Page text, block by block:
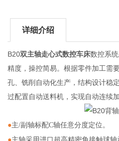
详细介绍
B20双主轴走心式数控车床数控系
精度，操控简易。根据零件加工需
孔、铣削自动化生产，结构设计稳
过配置自动送料机，实现自动连续加
●主/副轴标配C轴任意分度定位。